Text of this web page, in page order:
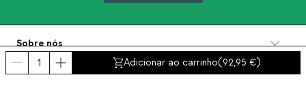
Adicionar ao carrinho(92,95 )
Sobre nós
Categorias
Contacto e ajuda